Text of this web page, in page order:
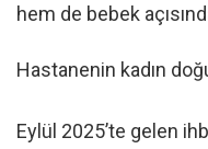
hem de bebek
Hastanenin kadın
Eylül 2025’te gelen